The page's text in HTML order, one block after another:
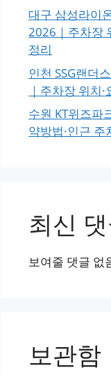
대구 삼성라이
2026｜주차장
정리
인천 SSG랜더
｜주차장 위치
수원 KT위즈파
약방법·인근 주
최신
보여줄 댓글 없
보관함